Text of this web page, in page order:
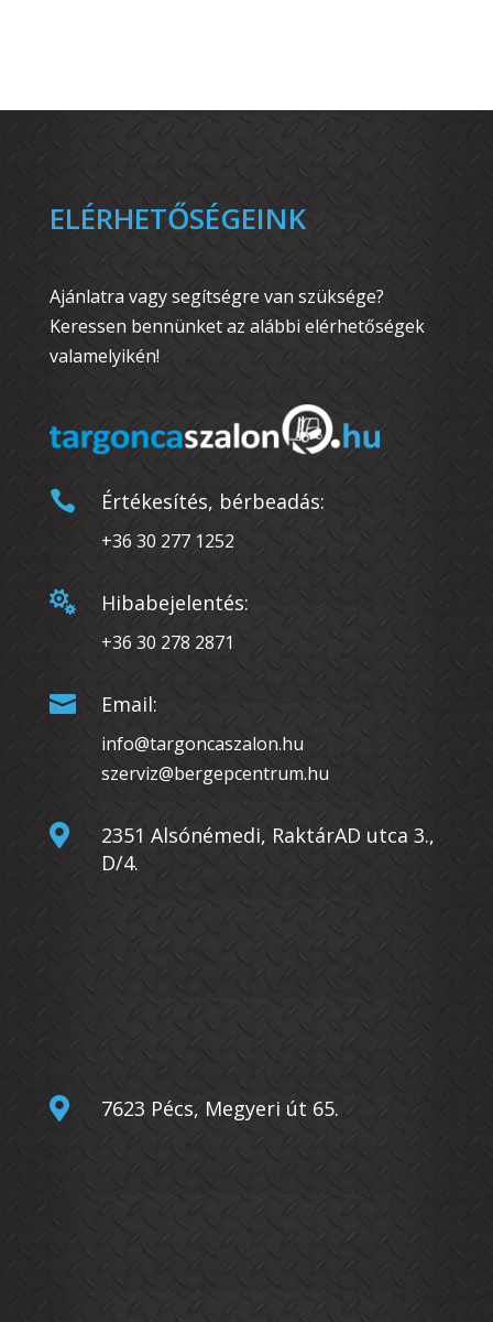
ELÉRHETŐSÉGEINK
Ajánlatra vagy segítségre van szüksége?
Keressen bennünket az alábbi elérhetőségek
valamelyikén!
 Értékesítés, bérbeadás:
+36 30 277 1252
 Hibabejelentés:
+36 30 278 2871
 Email:
info@targoncaszalon.hu
szerviz@bergepcentrum.hu

2351 Alsónémedi, RaktárAD utca 3.,
D/4.
 7623 Pécs, Megyeri út 65.